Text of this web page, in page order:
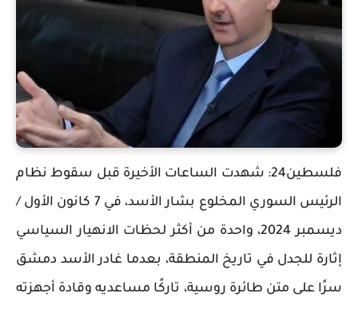
فلسطين24: شهدت الساعات الأخيرة قبل سقوط نظام
الرئيس السوري المخلوع بشار الأسد، في 7 كانون الأول /
ديسمبر 2024، واحدة من أكثر لحظات الانهيار السياسي
إثارة للجدل في تاريخ المنطقة، بعدما غادر الأسد دمشق
سرًا على متن طائرة روسية، تاركًا مساعديه وقادة أجهزته